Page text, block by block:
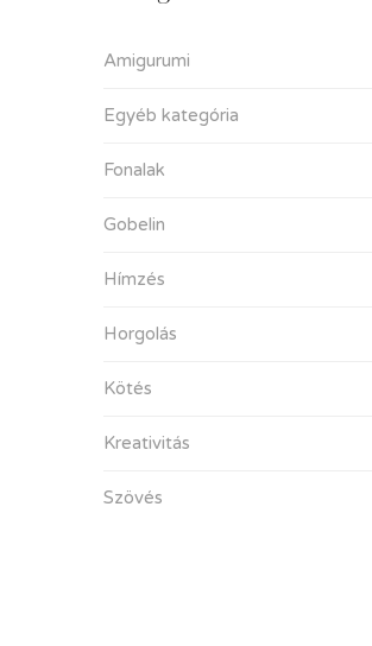
Amigurumi
Egyéb kategória
Fonalak
Gobelin
Hímzés
Horgolás
Kötés
Kreativitás
Szövés